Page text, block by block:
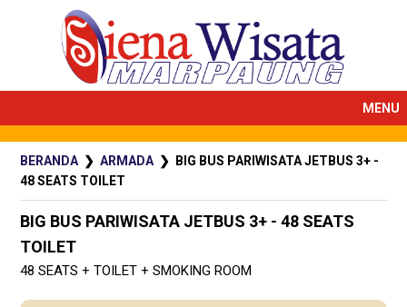
MENU
BERANDA ❯ARMADA ❯ BIG BUS PARIWISATA JETBUS 3+ -
48 SEATS TOILET
BIG BUS PARIWISATA JETBUS 3+ - 48 SEATS
TOILET
48 SEATS + TOILET + SMOKING ROOM